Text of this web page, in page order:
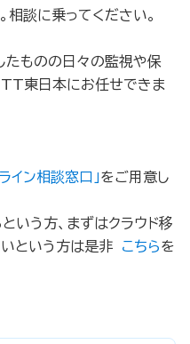
相談に乗ってください。
たものの日々の監視や保
東日本にお任せできま
イン相談窓口」をご用意し
いう方、まずはクラウド移
という方は是非
こちらを